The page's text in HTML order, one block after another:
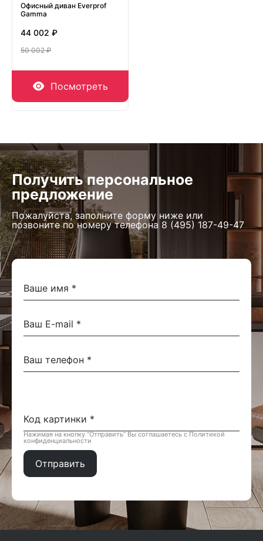
Офисный диван Everprof
Gamma
44 002 ₽
50 002 ₽
Посмотреть
Получить персональное
предложение
Пожалуйста, заполните форму ниже или
позвоните по номеру телефона 8 (495) 187-49-47
Нажимая на кнопку “Отправить” Вы соглашаетесь с Политикой
конфиденциальности